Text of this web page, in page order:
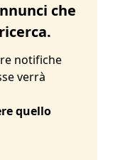
che
notifiche
verrà
quello